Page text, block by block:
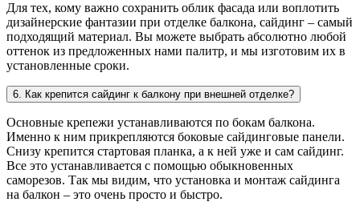
Для тех, кому важно сохранить облик фасада или воплотить
дизайнерские фантазии при отделке балкона, сайдинг – самый
подходящий материал. Вы можете выбрать абсолютно любой
оттенок из предложенных нами палитр, и мы изготовим их в
установленные сроки.
6. Как крепится сайдинг к балкону при внешней отделке?
Основные крепежи устанавливаются по бокам балкона.
Именно к ним прикрепляются боковые сайдинговые панели.
Снизу крепится стартовая планка, а к ней уже и сам сайдинг.
Все это устанавливается с помощью обыкновенных
саморезов. Так мы видим, что установка и монтаж сайдинга
на балкон – это очень просто и быстро.